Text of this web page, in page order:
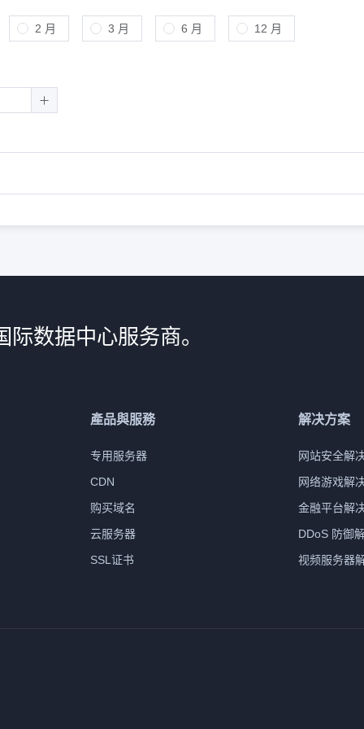
2 月 3 月 6 月 12 月
数据中心服务商。
產品與服務
专用服务器
CDN
购买域名
云服务器
SSL证书
解决方案
网站安全解
网络游戏解
金融平台解
DDoS 防御
视频服务器